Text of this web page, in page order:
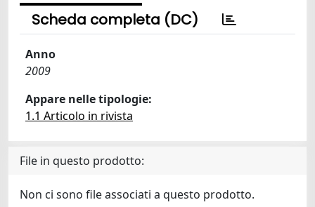
Scheda completa (DC)
Anno
2009
Appare nelle tipologie:
1.1 Articolo in rivista
File in questo prodotto:
Non ci sono file associati a questo prodotto.